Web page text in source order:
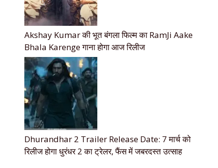
Akshay Kumar की भूत बंगला फिल्म का RamJi Aake
Bhala Karenge गाना होगा आज रिलीज
Dhurandhar 2 Trailer Release Date: 7 मार्च को
रिलीज होगा धुरंधर 2 का ट्रेलर, फैंस में जबरदस्त उत्साह